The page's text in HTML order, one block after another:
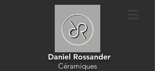
Daniel Rossander
Céramiques